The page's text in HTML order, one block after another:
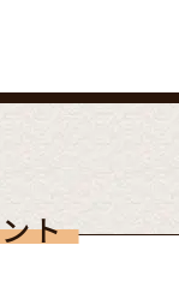
ト